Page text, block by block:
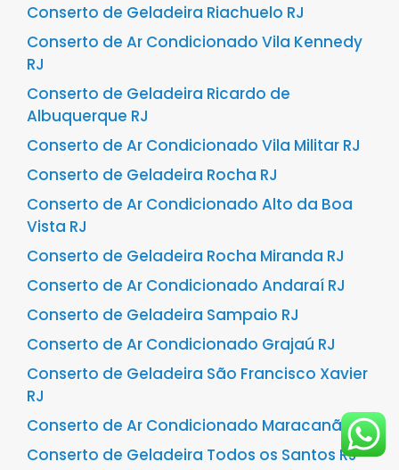
Conserto de Geladeira Riachuelo RJ
Conserto de Ar Condicionado Vila Kennedy
RJ
Conserto de Geladeira Ricardo de
Albuquerque RJ
Conserto de Ar Condicionado Vila Militar RJ
Conserto de Geladeira Rocha RJ
Conserto de Ar Condicionado Alto da Boa
Vista RJ
Conserto de Geladeira Rocha Miranda RJ
Conserto de Ar Condicionado Andaraí RJ
Conserto de Geladeira Sampaio RJ
Conserto de Ar Condicionado Grajaú RJ
Conserto de Geladeira São Francisco Xavier
RJ
Conserto de Ar Condicionado Maracanã RJ
Conserto de Geladeira Todos os Santos RJ